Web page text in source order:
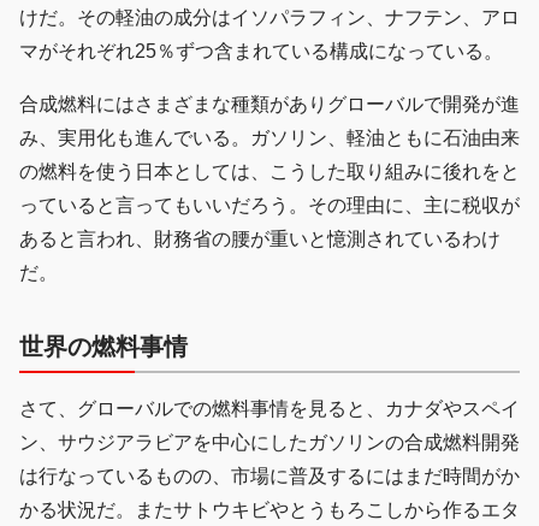
けだ。その軽油の成分はイソパラフィン、ナフテン、アロ
マがそれぞれ25％ずつ含まれている構成になっている。
合成燃料にはさまざまな種類がありグローバルで開発が進
み、実用化も進んでいる。ガソリン、軽油ともに石油由来
の燃料を使う日本としては、こうした取り組みに後れをと
っていると言ってもいいだろう。その理由に、主に税収が
あると言われ、財務省の腰が重いと憶測されているわけ
だ。
世界の燃料事情
さて、グローバルでの燃料事情を見ると、カナダやスペイ
ン、サウジアラビアを中心にしたガソリンの合成燃料開発
は行なっているものの、市場に普及するにはまだ時間がか
かる状況だ。またサトウキビやとうもろこしから作るエタ